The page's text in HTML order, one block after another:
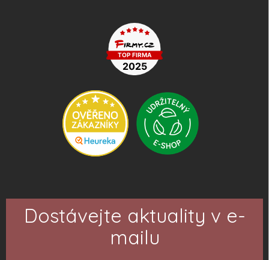
Dostávejte aktuality v e-
mailu